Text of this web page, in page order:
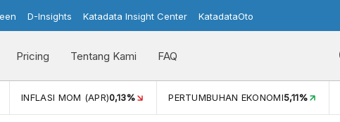
D-Insights Katadata Insight Center KatadataOto
Pricing Tentang Kami FAQ
INFLASI MOM (APR)0,13% PERTUMBUHAN EKONOMI5,11%